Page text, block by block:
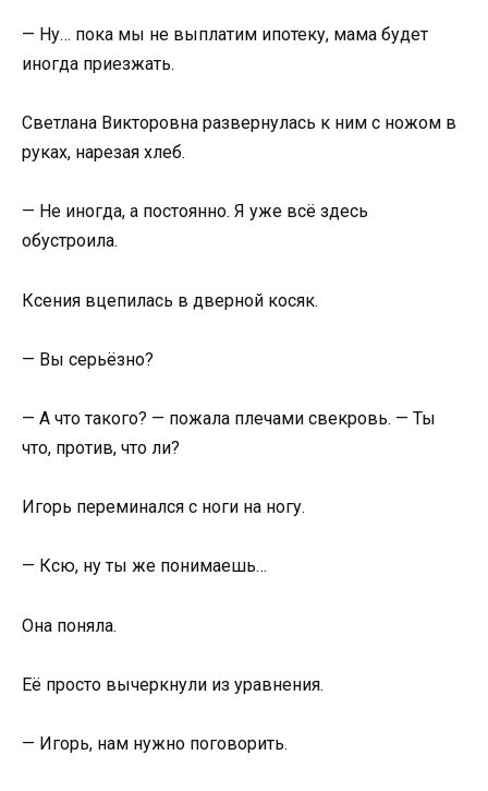
— Ну… пока мы не выплатим ипотеку, мама будет
иногда приезжать.
Светлана Викторовна развернулась к ним с ножом в
руках, нарезая хлеб.
— Не иногда, а постоянно. Я уже всё здесь
обустроила.
Ксения вцепилась в дверной косяк.
— Вы серьёзно?
— А что такого? — пожала плечами свекровь. — Ты
что, против, что ли?
Игорь переминался с ноги на ногу.
— Ксю, ну ты же понимаешь…
Она поняла.
Её просто вычеркнули из уравнения.
— Игорь, нам нужно поговорить.